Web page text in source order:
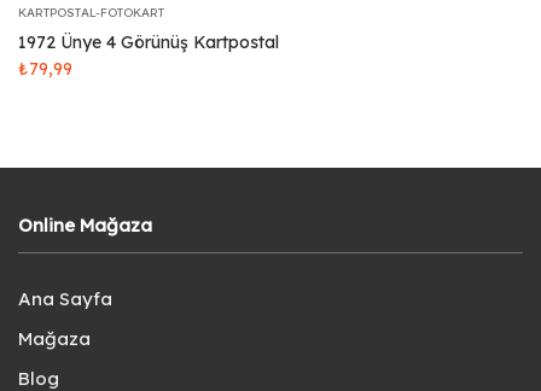
KARTPOSTAL-FOTOKART
1972 Ünye 4 Görünüş Kartpostal
₺79,99
Online Mağaza
Ana Sayfa
Mağaza
Blog